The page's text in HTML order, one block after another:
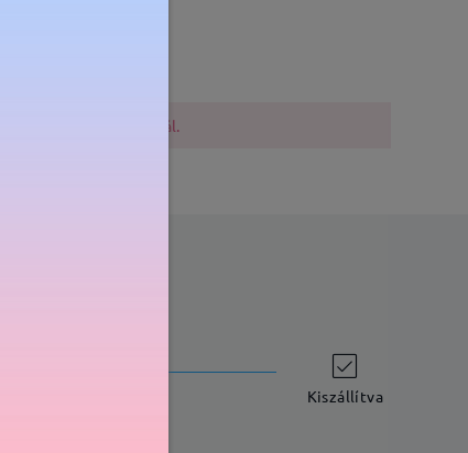
a vásárlásnál.
Kiszállítva